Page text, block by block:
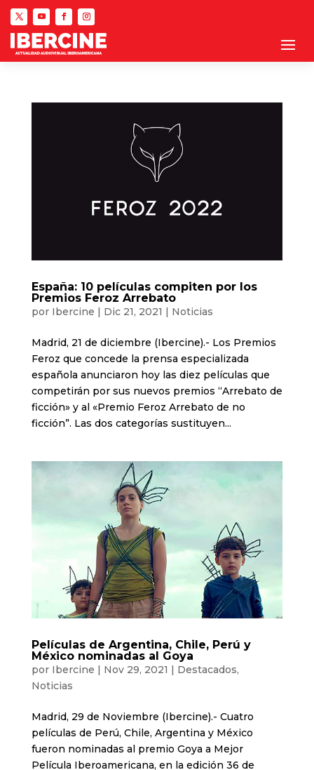
España: 10 películas compiten por los
Premios Feroz Arrebato
por Ibercine | Dic 21, 2021 | Noticias
Madrid, 21 de diciembre (Ibercine).- Los Premios
Feroz que concede la prensa especializada
española anunciaron hoy las diez películas que
competirán por sus nuevos premios “Arrebato de
ficción» y al «Premio Feroz Arrebato de no
ficción”. Las dos categorías sustituyen...
Películas de Argentina, Chile, Perú y
México nominadas al Goya
por Ibercine Nov 29, 2021 Destacados,
Noticias
Madrid, 29 de Noviembre (Ibercine).- Cuatro
películas de Perú, Chile, Argentina y México
fueron nominadas al premio Goya a Mejor
Película Iberoamericana, en la edición 36 de